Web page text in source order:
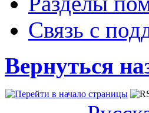
Связь с
Вернуться